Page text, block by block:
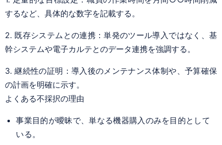
するなど、具体的な数字を記載する。
2. 既存システムとの連携：単発のツール導入ではなく、基
幹システムや電子カルテとのデータ連携を強調する。
3. 継続性の証明：導入後のメンテナンス体制や、予算確保
の計画を明確に示す。
よくある不採択の理由
事業目的が曖昧で、単なる機器購入のみを目的として
いる。